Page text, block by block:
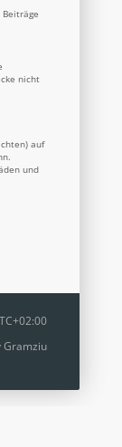
nicht
auf
und
Gramziu